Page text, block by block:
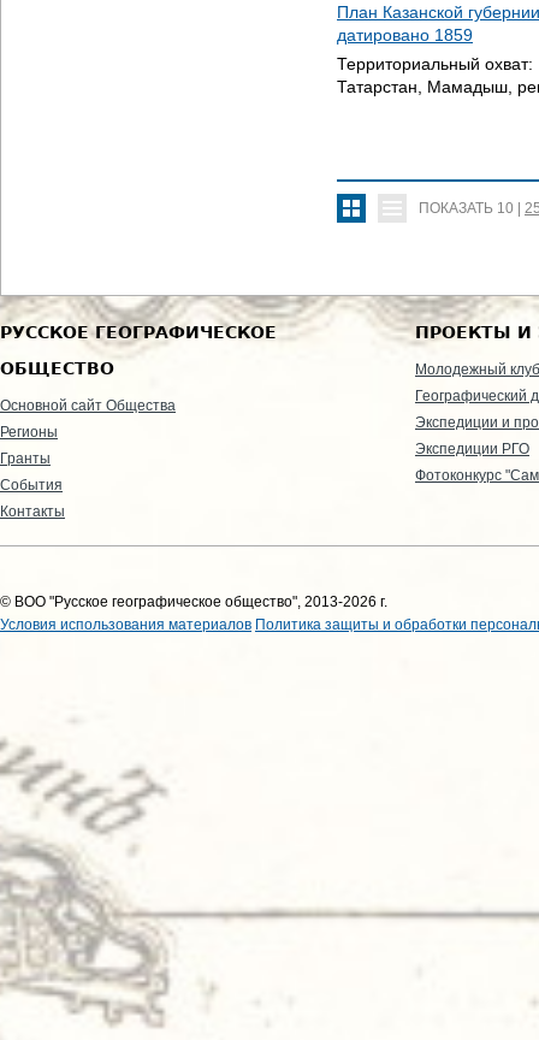
План Казанской
датировано 1859
Территориальный охват:
Татарстан, Мамадыш,
ПОКАЗАТЬ 10 |
РУССКОЕ ГЕОГРАФИЧЕСКОЕ
ОБЩЕСТВО
Основной сайт Общества
Регионы
Гранты
События
Контакты
ПРОЕКТЫ И
Молодежный клуб
Географический
Экспедиции и
Экспедиции РГО
Фотоконкурс
© ВОО "Русское географическое общество", 2013-2026 г.
Условия использования материалов Политика защиты и обработки